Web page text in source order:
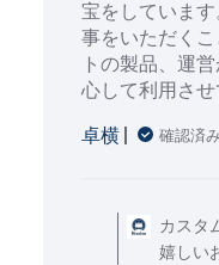
宝をしていま
事をいただく
トの製品、運
心して利用さ
卓横
確認済
カスタ
嬉しい